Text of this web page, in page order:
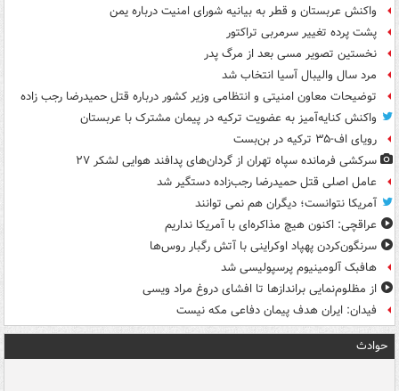
واکنش عربستان و قطر به بیانیه شورای امنیت درباره یمن
پشت پرده تغییر سرمربی تراکتور
نخستین تصویر مسی بعد از مرگ پدر
مرد سال والیبال آسیا انتخاب شد
توضیحات معاون امنیتی و انتظامی وزیر کشور درباره قتل حمیدرضا رجب زاده
واکنش کنایه‌آمیز به عضویت ترکیه در پیمان مشترک با عربستان
رویای اف-۳۵ ترکیه در بن‌بست
سرکشی فرمانده سپاه تهران از گردان‌های پدافند هوایی لشکر ۲۷
عامل اصلی قتل حمیدرضا رجب‌زاده دستگیر شد
آمریکا نتوانست؛ دیگران هم نمی توانند
عراقچی: اکنون هیچ مذاکره‌ای با آمریکا نداریم
سرنگون‌کردن پهپاد اوکراینی با آتش رگبار روس‌ها
هافبک آلومینیوم پرسپولیسی شد
از مظلوم‌نمایی براندازها تا افشای دروغ مراد ویسی
فیدان: ایران هدف پیمان دفاعی مکه نیست
حوادث